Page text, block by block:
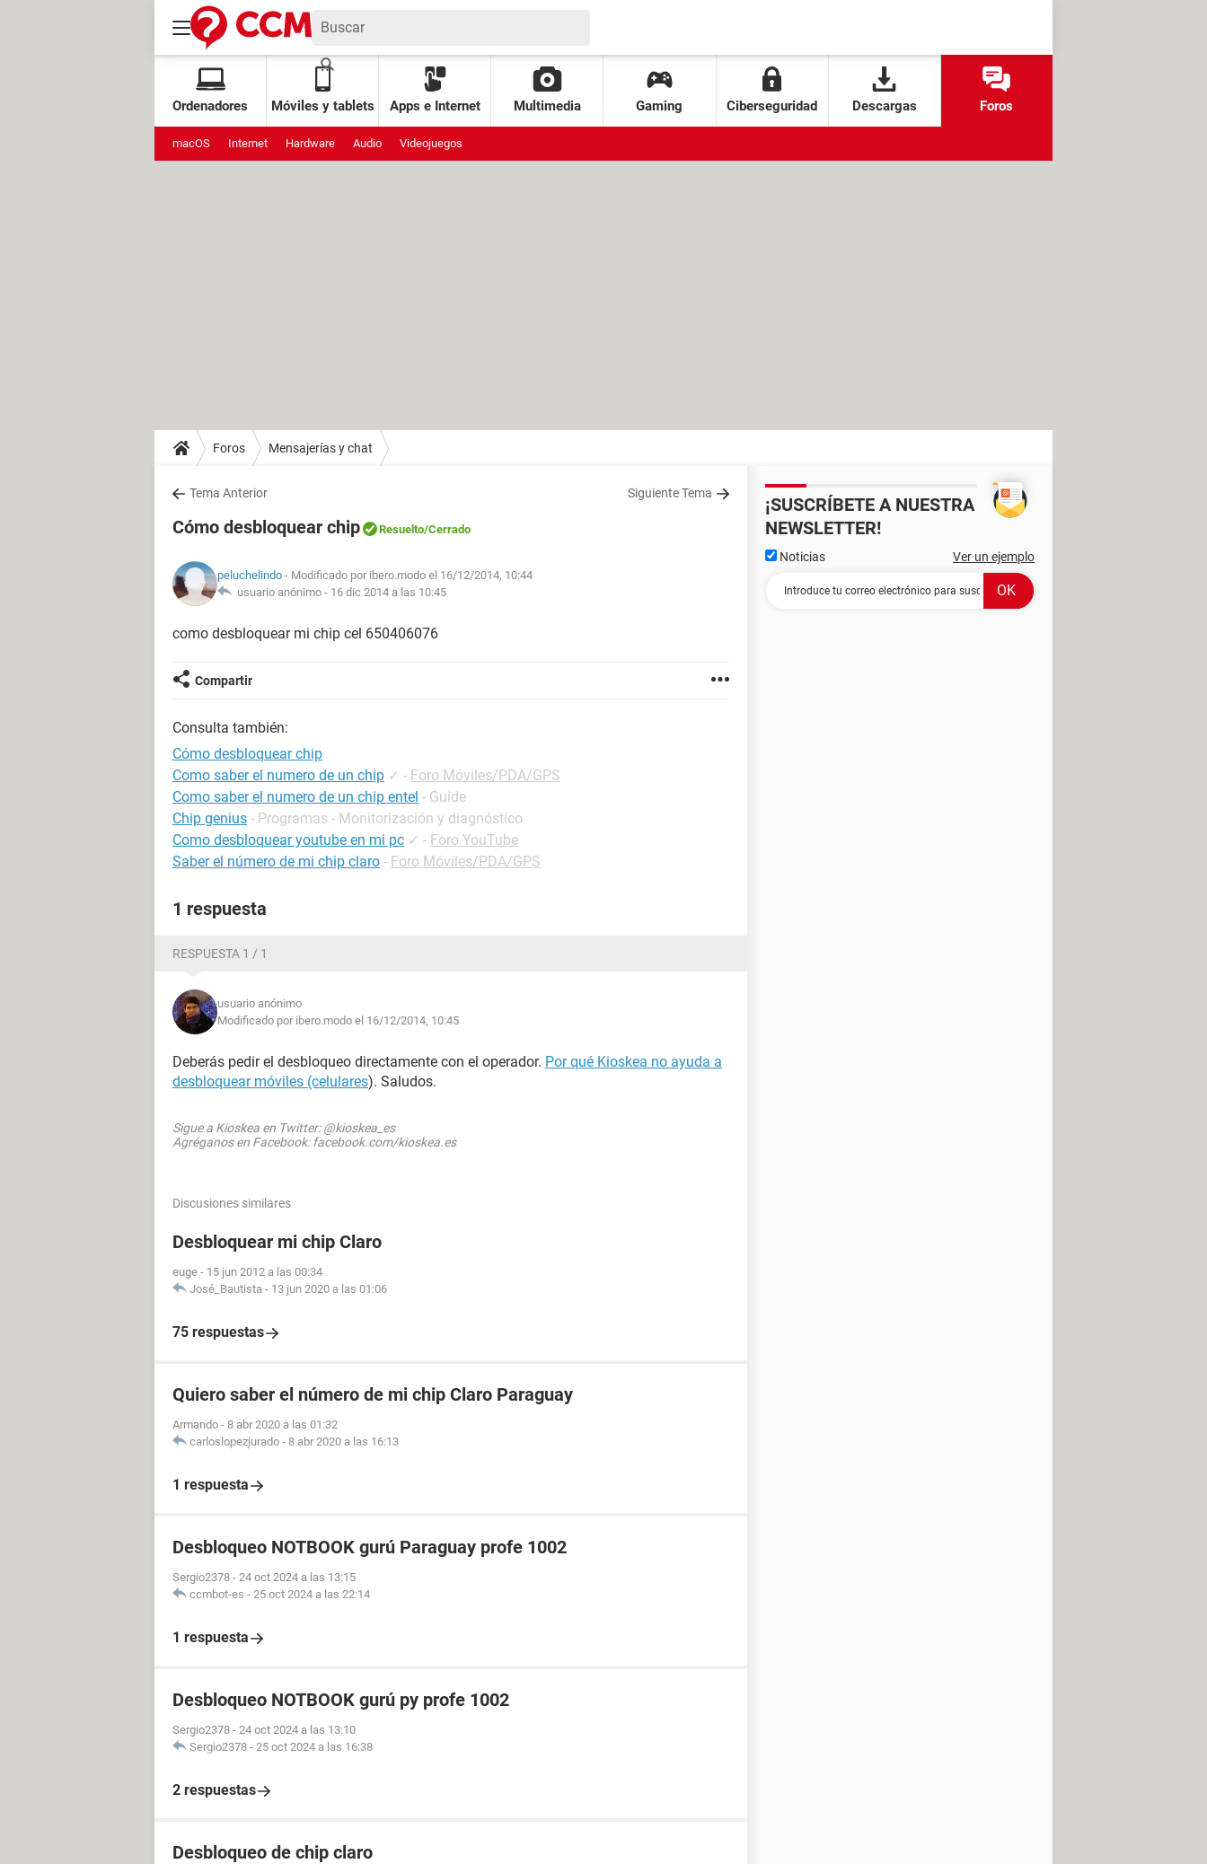
Ordenadores Móviles y tablets Apps e Internet Multimedia Gaming Ciberseguridad Descargas Foros
macOS Internet Hardware Audio Videojuegos
Foros Mensajerías y chat
Tema Anterior Siguiente Tema
Cómo desbloquear chip Resuelto/Cerrado
peluchelindo - Modificado por ibero.modo el 16/12/2014, 10:44
usuario anónimo - 16 dic 2014 a las 10:45
como desbloquear mi chip cel 650406076
Compartir
Consulta también:
Cómo desbloquear chip
Como saber el numero de un chip ✓ - Foro Móviles/PDA/GPS
Como saber el numero de un chip entel - Guide
Chip genius - Programas - Monitorización y diagnóstico
Como desbloquear youtube en mi pc ✓ - Foro YouTube
Saber el número de mi chip claro - Foro Móviles/PDA/GPS
1 respuesta
RESPUESTA 1 / 1
usuario anónimo
Modificado por ibero.modo el 16/12/2014, 10:45
Deberás pedir el desbloqueo directamente con el operador. Por qué Kioskea no ayuda a
desbloquear móviles (celulares). Saludos.
Sigue a Kioskea en Twitter: @kioskea_es
Agréganos en Facebook: facebook.com/kioskea.es
Discusiones similares
Desbloquear mi chip Claro
euge - 15 jun 2012 a las 00:34
José_Bautista - 13 jun 2020 a las 01:06
75 respuestas
Quiero saber el número de mi chip Claro Paraguay
Armando - 8 abr 2020 a las 01:32
carloslopezjurado - 8 abr 2020 a las 16:13
1 respuesta
Desbloqueo NOTBOOK gurú Paraguay profe 1002
Sergio2378 - 24 oct 2024 a las 13:15
ccmbot-es - 25 oct 2024 a las 22:14
1 respuesta
Desbloqueo NOTBOOK gurú py profe 1002
Sergio2378 - 24 oct 2024 a las 13:10
Sergio2378 - 25 oct 2024 a las 16:38
2 respuestas
Desbloqueo de chip claro
¡SUSCRÍBETE A NUESTRA
NEWSLETTER!
Noticias Ver un ejemplo